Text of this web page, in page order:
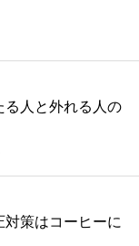
る人と外れる人の
策はコーヒーに